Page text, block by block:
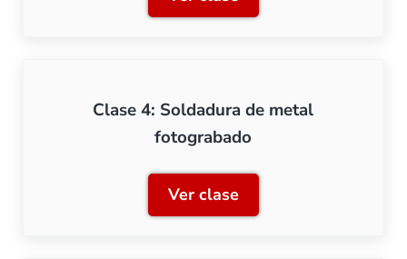
Clase 4: Soldadura de metal
fotograbado
Ver claseClase 4: Soldadura de